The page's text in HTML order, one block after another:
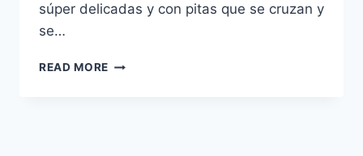
súper delicadas y con pitas que se cruzan y
se…
READ MORE VIERNES